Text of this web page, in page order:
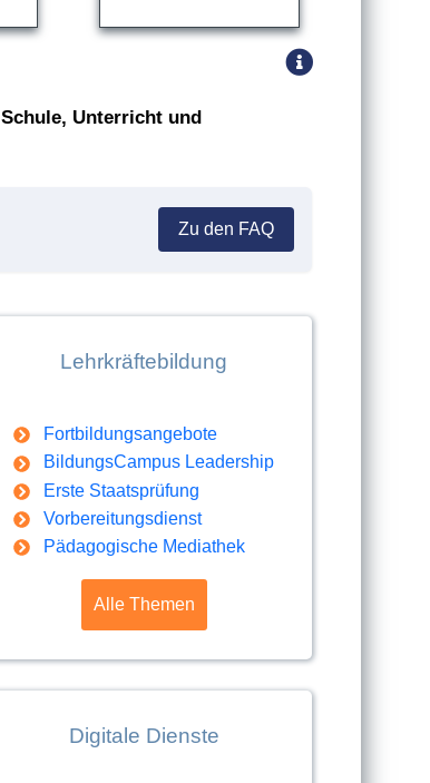
Schule, Unterricht und
Zu den FAQ
Lehrkräftebildung
Fortbildungsangebote
BildungsCampus Leadership
Erste Staatsprüfung
Vorbereitungsdienst
Pädagogische Mediathek
Alle Themen
Digitale Dienste